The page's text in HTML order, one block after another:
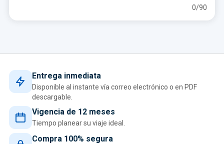
0/90
Entrega inmediata
Disponible al instante vía correo electrónico o en PDF
descargable.
Vigencia de 12 meses
Tiempo planear su viaje ideal.
Compra 100% segura